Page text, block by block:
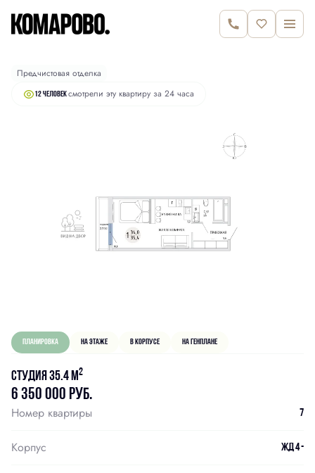
Студия35.4 м2 6 350 000 руб.
Предчистовая отделка
12 человексмотрели эту квартиру за 24 часа
Планировка На этаже В корпусе На генплане
Студия 35.4 м2
6 350 000 руб.
Номер квартиры 7
Корпус ЖД 4 -